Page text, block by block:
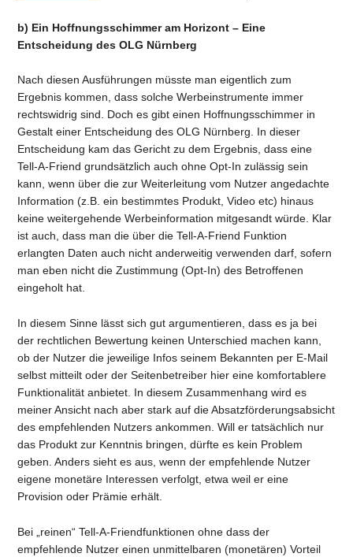
b) Ein Hoffnungsschimmer am Horizont – Eine
Entscheidung des OLG Nürnberg
Nach diesen Ausführungen müsste man eigentlich zum
Ergebnis kommen, dass solche Werbeinstrumente immer
rechtswidrig sind. Doch es gibt einen Hoffnungsschimmer in
Gestalt einer Entscheidung des OLG Nürnberg. In dieser
Entscheidung kam das Gericht zu dem Ergebnis, dass eine
Tell-A-Friend grundsätzlich auch ohne Opt-In zulässig sein
kann, wenn über die zur Weiterleitung vom Nutzer angedachte
Information (z.B. ein bestimmtes Produkt, Video etc) hinaus
keine weitergehende Werbeinformation mitgesandt würde. Klar
ist auch, dass man die über die Tell-A-Friend Funktion
erlangten Daten auch nicht anderweitig verwenden darf, sofern
man eben nicht die Zustimmung (Opt-In) des Betroffenen
eingeholt hat.
In diesem Sinne lässt sich gut argumentieren, dass es ja bei
der rechtlichen Bewertung keinen Unterschied machen kann,
ob der Nutzer die jeweilige Infos seinem Bekannten per E-Mail
selbst mitteilt oder der Seitenbetreiber hier eine komfortablere
Funktionalität anbietet. In diesem Zusammenhang wird es
meiner Ansicht nach aber stark auf die Absatzförderungsabsicht
des empfehlenden Nutzers ankommen. Will er tatsächlich nur
das Produkt zur Kenntnis bringen, dürfte es kein Problem
geben. Anders sieht es aus, wenn der empfehlende Nutzer
eigene monetäre Interessen verfolgt, etwa weil er eine
Provision oder Prämie erhält.
Bei „reinen“ Tell-A-Friendfunktionen ohne dass der
empfehlende Nutzer einen unmittelbaren (monetären) Vorteil